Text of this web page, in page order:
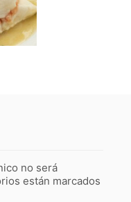
no será
están marcados